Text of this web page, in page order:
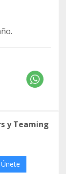
y Teaming
Únete